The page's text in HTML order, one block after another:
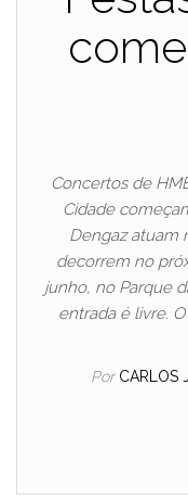
Concertos de
Cidade
Dengaz atuam
decorrem no
junho, no Parque
entrada é livre.
Por CARLOS